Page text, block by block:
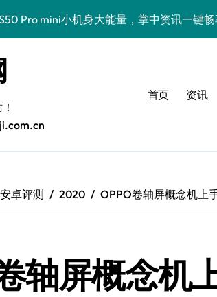
Pro mini小机身大能量，掌中资讯一键畅
S26震撼来袭！创新科技亮点，一键尽
Z Fold7抢先揭秘！手机管家带你探新
颜值炸裂！定制主题潮翻全场
S24+登场，解锁手机美颜新境界！
A56 5G登场，时尚旗舰新体验！
Z TriFold：三屏折叠新境界，掌中科
首页 资讯
安卓评测 2020 OPPO卷轴屏概念机上
轴屏概念机